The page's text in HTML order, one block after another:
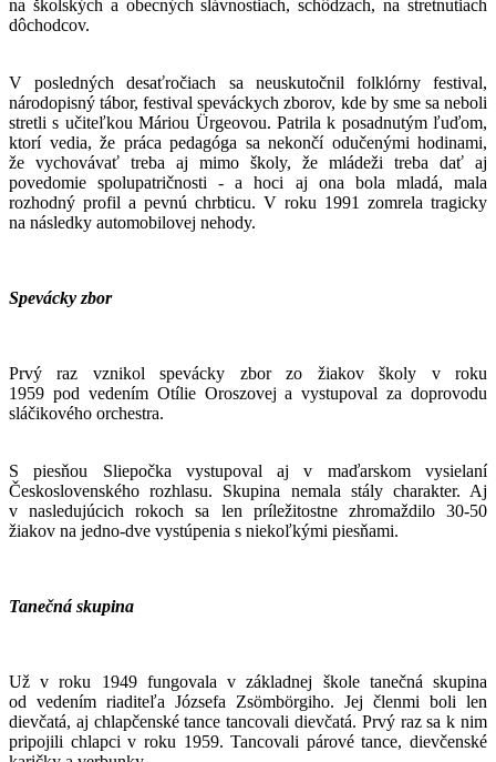
na školských a obecných slávnostiach, schôdzach, na stretnutiach
dôchodcov.
V posledných desaťročiach sa neuskutočnil folklórny festival,
národopisný tábor, festival speváckych zborov, kde by sme sa neboli
stretli s učiteľkou Máriou Ürgeovou. Patrila k posadnutým ľuďom,
ktorí vedia, že práca pedagóga sa nekončí odučenými hodinami,
že vychovávať treba aj mimo školy, že mládeži treba dať aj
povedomie spolupatričnosti - a hoci aj ona bola mladá, mala
rozhodný profil a pevnú chrbticu. V roku 1991 zomrela tragicky
na následky automobilovej nehody.
Spevácky zbor
Prvý raz vznikol spevácky zbor zo žiakov školy v roku
1959 pod vedením Otílie Oroszovej a vystupoval za doprovodu
sláčikového orchestra.
S piesňou Sliepočka vystupoval aj v maďarskom vysielaní
Československého rozhlasu. Skupina nemala stály charakter. Aj
v nasledujúcich rokoch sa len príležitostne zhromaždilo 30-50
žiakov na jedno-dve vystúpenia s niekoľkými piesňami.
Tanečná skupina
Už v roku 1949 fungovala v základnej škole tanečná skupina
od vedením riaditeľa Józsefa Zsömbörgiho. Jej členmi boli len
dievčatá, aj chlapčenské tance tancovali dievčatá. Prvý raz sa k nim
pripojili chlapci v roku 1959. Tancovali párové tance, dievčenské